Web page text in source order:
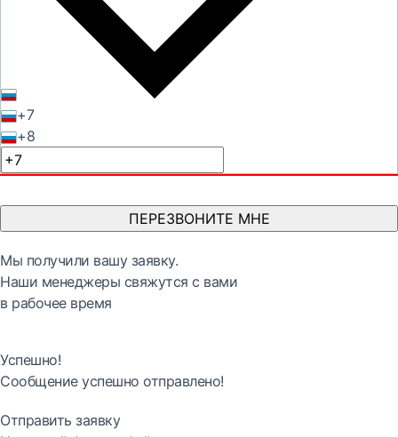
+7
+8
ПЕРЕЗВОНИТЕ МНЕ
Мы получили вашу заявку.
Наши менеджеры свяжутся с вами
в рабочее время
Успешно!
Сообщение успешно отправлено!
Отправить заявку